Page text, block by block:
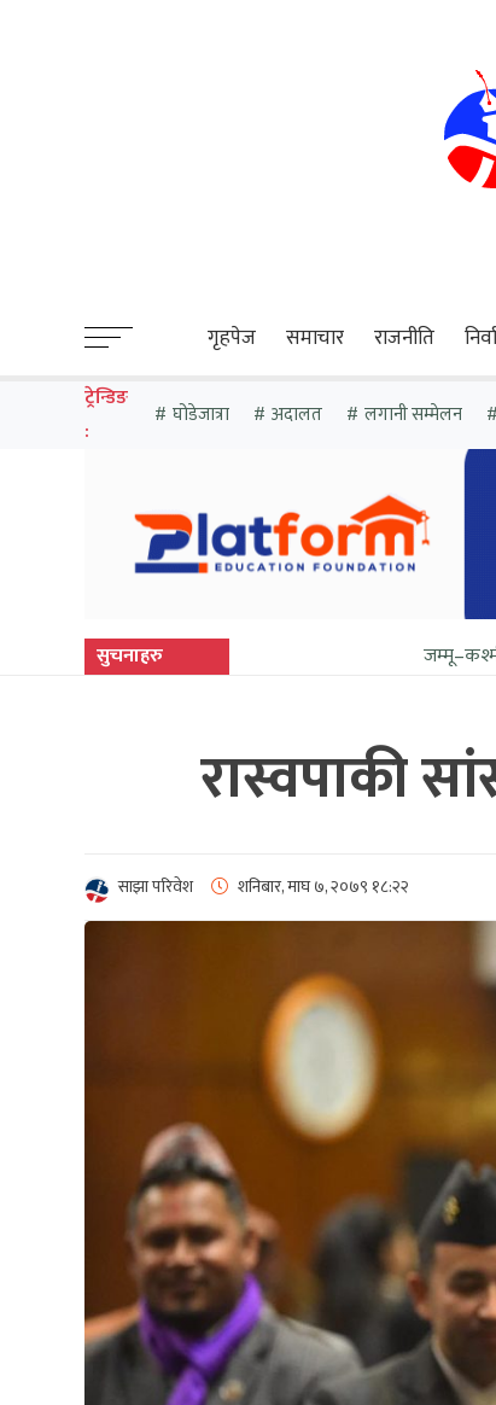
गृहपेज समाचार राजनीति
ट्रेन्डिङ
:
घोडेजात्रा अदालत लगानी सम्मेलन
सुचनाहरु जम्मू–कश्मीरमा फेरि सुनिन
रास्वपाकी
साझा परिवेश शनिबार, माघ ७, २०७९ १८:२२